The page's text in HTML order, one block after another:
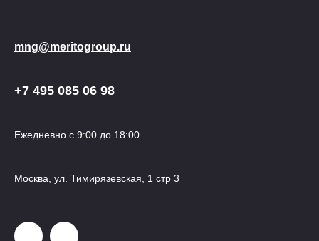
mng@meritogroup.ru
+7 495 085 06 98
Ежедневно с 9:00 до 18:00
Москва, ул. Тимирязевская, 1 стр 3